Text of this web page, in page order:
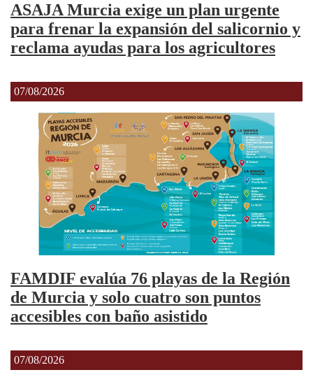
ASAJA Murcia exige un plan urgente
para frenar la expansión del salicornio y
reclama ayudas para los agricultores
07/08/2026
FAMDIF evalúa 76 playas de la Región
de Murcia y solo cuatro son puntos
accesibles con baño asistido
07/08/2026